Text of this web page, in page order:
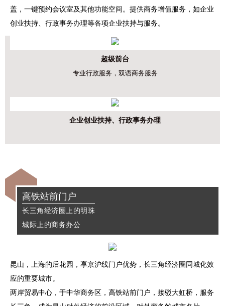
盖，一键预约会议室及其他功能空间。提供商务增值服务，如企业
创业扶持、行政事务办理等各项企业扶持与服务。
超级前台
专业行政服务，双语商务服务
企业创业扶持、行政事务办理
高铁站前门户
长三角经济圈上的明珠
城际上的商务办公
昆山，上海的后花园，享京沪线门户优势，长三角经济圈同城化效
应的重要城市。
两岸贸易中心，于中华商务区，高铁站前门户， 接驳大虹桥，服务